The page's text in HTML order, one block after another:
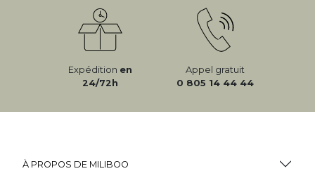
Expédition en
24/72h
Appel gratuit
0 805 14 44 44
À PROPOS DE MILIBOO